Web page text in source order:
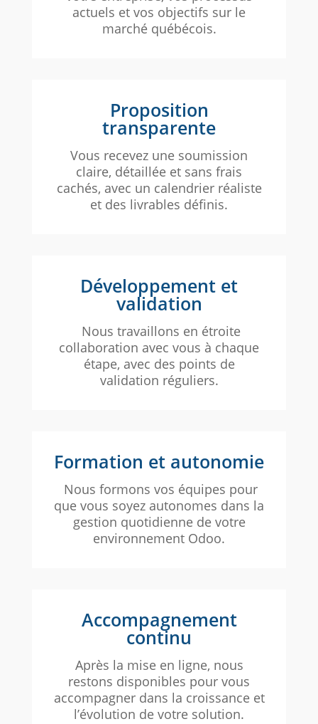
actuels et vos objectifs sur le
marché québécois.
Proposition
transparente
Vous recevez une soumission
claire, détaillée et sans frais
cachés, avec un calendrier réaliste
et des livrables définis.
Développement et
validation
Nous travaillons en étroite
collaboration avec vous à chaque
étape, avec des points de
validation réguliers.
Formation et autonomie
Nous formons vos équipes pour
que vous soyez autonomes dans la
gestion quotidienne de votre
environnement Odoo.
Accompagnement
continu
Après la mise en ligne, nous
restons disponibles pour vous
accompagner dans la croissance et
l’évolution de votre solution.